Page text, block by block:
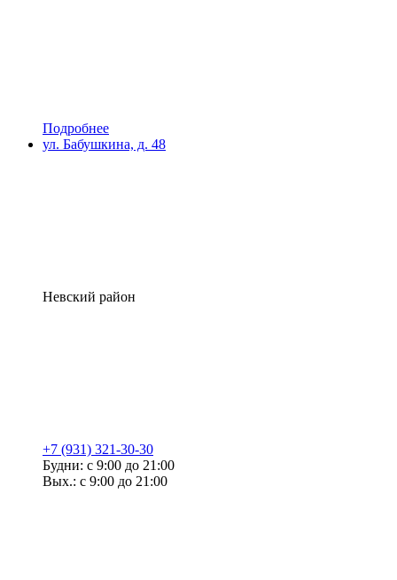
Подробнее
ул. Бабушкина, д. 48
Невский район
+7 (931) 321-30-30
Будни: с 9:00 до 21:00
Вых.: с 9:00 до 21:00